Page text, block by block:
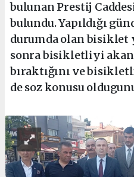
bulunan Prestij
bulundu. Yapıldığı
durumda olan bisiklet
sonra bisikletliyi
bıraktığını ve
de soz konusu